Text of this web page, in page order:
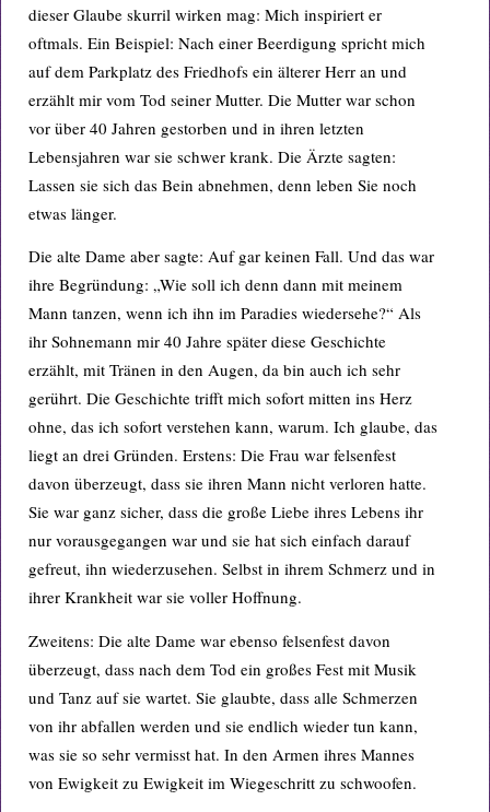
dieser Glaube skurril wirken mag: Mich inspiriert er
oftmals. Ein Beispiel: Nach einer Beerdigung spricht mich
auf dem Parkplatz des Friedhofs ein älterer Herr an und
erzählt mir vom Tod seiner Mutter. Die Mutter war schon
vor über 40 Jahren gestorben und in ihren letzten
Lebensjahren war sie schwer krank. Die Ärzte sagten:
Lassen sie sich das Bein abnehmen, denn leben Sie noch
etwas länger.
Die alte Dame aber sagte: Auf gar keinen Fall. Und das war
ihre Begründung: „Wie soll ich denn dann mit meinem
Mann tanzen, wenn ich ihn im Paradies wiedersehe?“ Als
ihr Sohnemann mir 40 Jahre später diese Geschichte
erzählt, mit Tränen in den Augen, da bin auch ich sehr
gerührt. Die Geschichte trifft mich sofort mitten ins Herz
ohne, das ich sofort verstehen kann, warum. Ich glaube, das
liegt an drei Gründen. Erstens: Die Frau war felsenfest
davon überzeugt, dass sie ihren Mann nicht verloren hatte.
Sie war ganz sicher, dass die große Liebe ihres Lebens ihr
nur vorausgegangen war und sie hat sich einfach darauf
gefreut, ihn wiederzusehen. Selbst in ihrem Schmerz und in
ihrer Krankheit war sie voller Hoffnung.
Zweitens: Die alte Dame war ebenso felsenfest davon
überzeugt, dass nach dem Tod ein großes Fest mit Musik
und Tanz auf sie wartet. Sie glaubte, dass alle Schmerzen
von ihr abfallen werden und sie endlich wieder tun kann,
was sie so sehr vermisst hat. In den Armen ihres Mannes
von Ewigkeit zu Ewigkeit im Wiegeschritt zu schwoofen.